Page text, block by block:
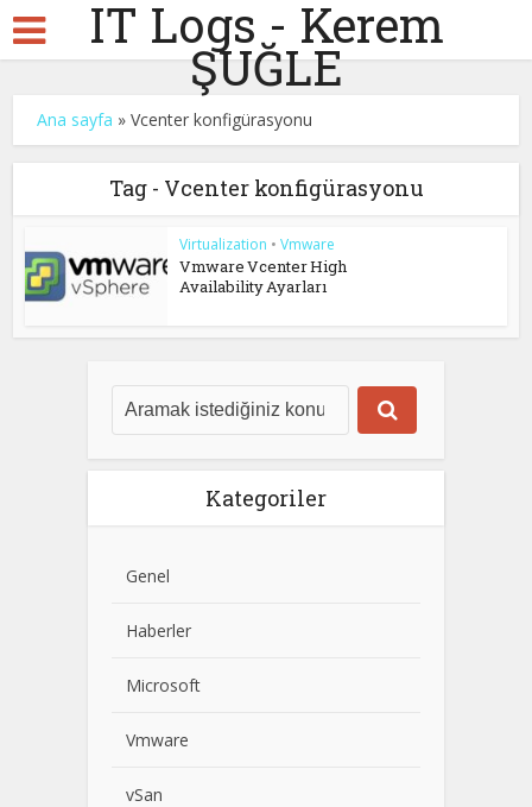
IT Logs - Kerem
ŞUĞLE
Ana sayfa »Vcenter konfigürasyonu
Tag - Vcenter konfigürasyonu
Virtualization • Vmware
Vmware Vcenter High
Availability Ayarları
Kategoriler
Genel
Haberler
Microsoft
Vmware
vSan